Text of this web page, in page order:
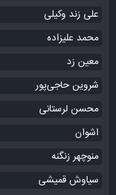
علی زند وکیلی
محمد علیزاده
معین زد
شروین حاجی‌پور
محسن لرستانی
اشوان
منوچهر زنگنه
سیاوش قمیشی